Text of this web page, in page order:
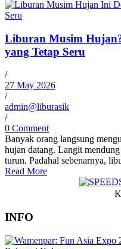
Liburan Musim
yang Tetap Seru
/
27 May 2026
/
admin@liburasik
/
0 Comment
Banyak orang langsung
hujan datang. Langit
turun. Padahal sebenarnya,
Read More
INFO